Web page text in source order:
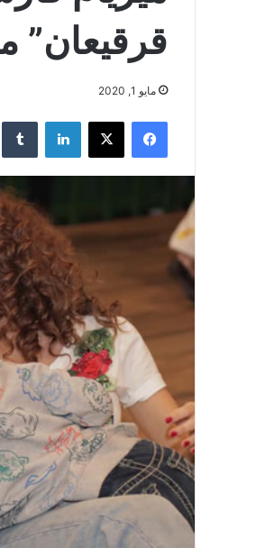
قرقيعان”
مايو 1, 2020
فيسبوك ‫X لينكدإن